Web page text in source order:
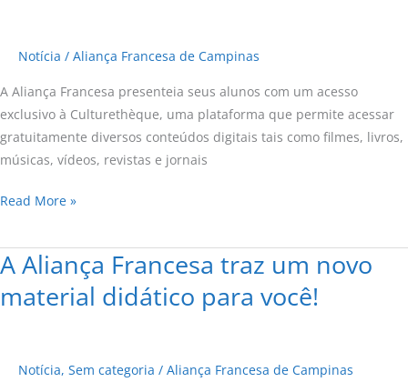
Notícia / Aliança Francesa de Campinas
A Aliança Francesa presenteia seus alunos com um acesso
exclusivo à Culturethèque, uma plataforma que permite acessar
gratuitamente diversos conteúdos digitais tais como filmes, livros,
músicas, vídeos, revistas e jornais
Francesa.
Read More »
A Aliança Francesa traz um novo
material didático para você!
Notícia, Sem categoria / Aliança Francesa de Campinas
A
Francesa
novo